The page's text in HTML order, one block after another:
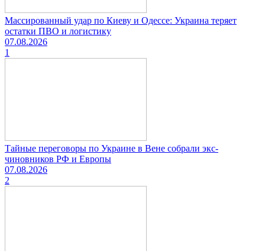
Массированный удар по Киеву и Одессе: Украина теряет
остатки ПВО и логистику
07.08.2026
1
Тайные переговоры по Украине в Вене собрали экс-
чиновников РФ и Европы
07.08.2026
2